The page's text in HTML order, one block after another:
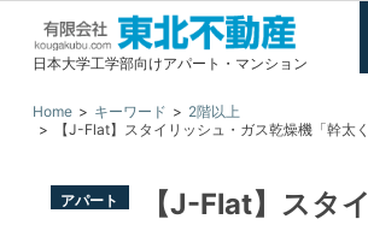
有
限
会
東
日本大学工学部向けアパート・マンション
Home キーワード
2階以上
【J-Flat】スタイリッシュ・ガス乾燥機「幹太
アパート
【J-Flat】スタ